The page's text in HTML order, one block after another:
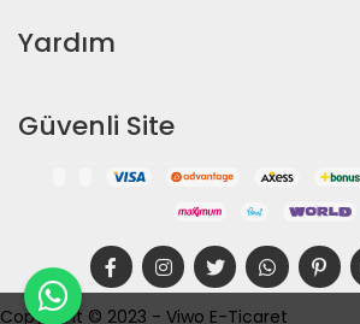
Yardım
Güvenli Site
Copyright © 2023 - Viwo E-Ticaret